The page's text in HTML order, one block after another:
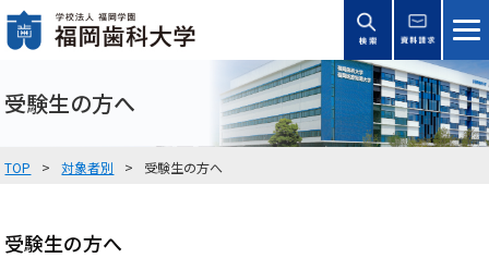
受験生の方へ
TOP 対象者別 受験生の方へ
受験生の方へ